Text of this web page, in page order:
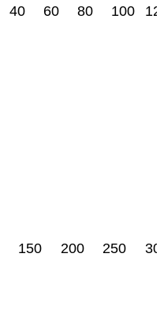
40 60 80 100
150 200 250